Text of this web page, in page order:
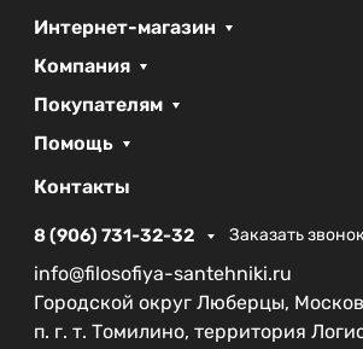
Интернет-магазин
Компания
Покупателям
Помощь
Контакты
8 (906) 731-32-32 Заказать звонок
info@filosofiya-santehniki.ru
Городской округ Люберцы,
п. г. т. Томилино, территория